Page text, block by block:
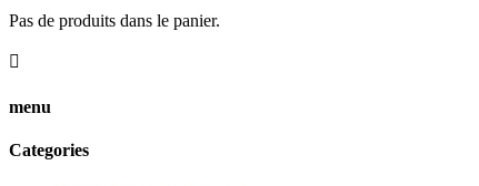
Pas de produits dans le panier.

menu
Categories